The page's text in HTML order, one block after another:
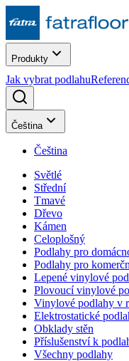
Produkty
Jak vybrat podlahu
Čeština
Čeština
Světlé
Střední
Tmavé
Dřevo
Kámen
Celoplošný
Podlahy pro
Podlahy pro
Lepené vinylové
Plovoucí vinylové
Vinylové podlahy v
Elektrostatické
Obklady stěn
Příslušenství k
Všechny podlahy